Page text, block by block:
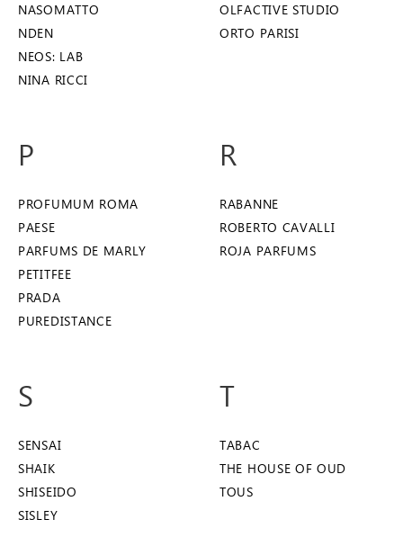
NASOMATTO
NDEN
NEOS: LAB
NINA RICCI
OLFACTIVE STUDIO
ORTO PARISI
P
PROFUMUM ROMA
PAESE
PARFUMS DE MARLY
PETITFEE
PRADA
PUREDISTANCE
R
RABANNE
ROBERTO CAVALLI
ROJA PARFUMS
S
SENSAI
SHAIK
SHISEIDO
SISLEY
T
TABAC
THE HOUSE OF OUD
TOUS